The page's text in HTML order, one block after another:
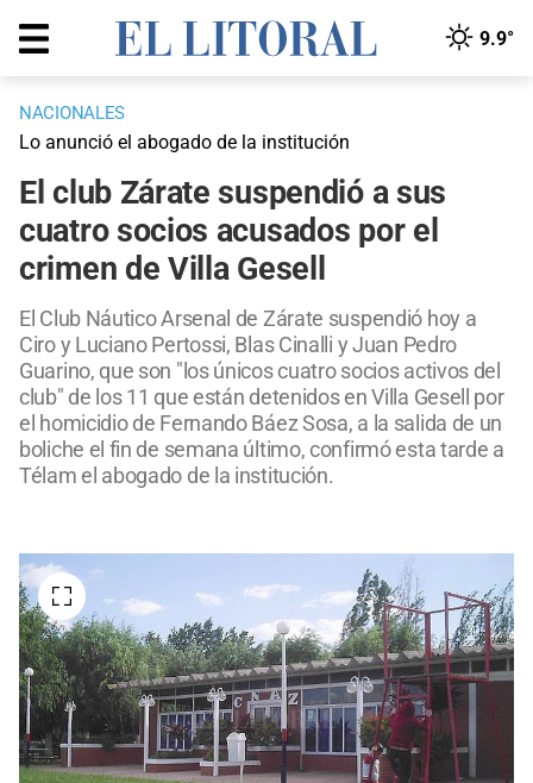
9.9°
NACIONALES
Lo anunció el abogado de la institución
El club Zárate suspendió a sus
cuatro socios acusados por el
crimen de Villa Gesell
El Club Náutico Arsenal de Zárate suspendió hoy a
Ciro y Luciano Pertossi, Blas Cinalli y Juan Pedro
Guarino, que son "los únicos cuatro socios activos del
club" de los 11 que están detenidos en Villa Gesell por
el homicidio de Fernando Báez Sosa, a la salida de un
boliche el fin de semana último, confirmó esta tarde a
Télam el abogado de la institución.